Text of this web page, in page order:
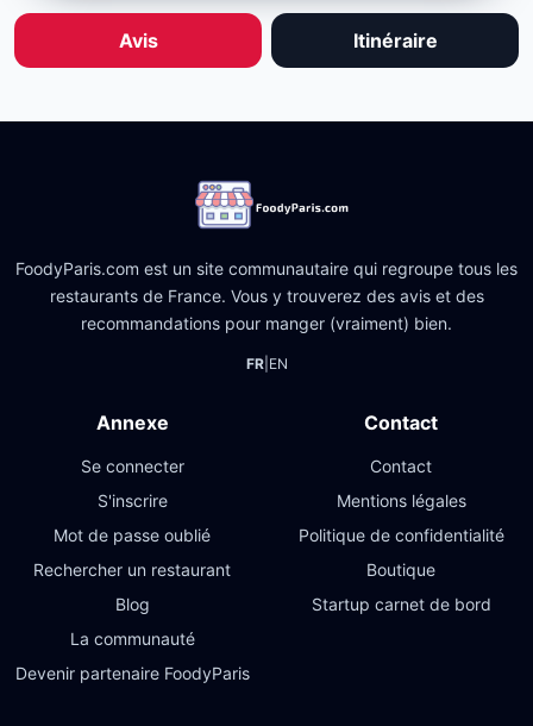
Avis Itinéraire
FoodyParis.com est un site communautaire qui regroupe tous les
restaurants de France. Vous y trouverez des avis et des
recommandations pour manger (vraiment) bien.
FR| EN
Annexe
Se connecter
S'inscrire
Mot de passe oublié
Rechercher un restaurant
Blog
La communauté
Devenir partenaire FoodyParis
Contact
Contact
Mentions légales
Politique de confidentialité
Boutique
Startup carnet de bord